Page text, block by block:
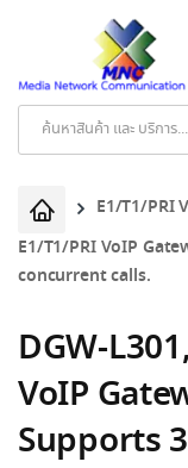
E1/T1/PRI
E1/T1/PRI VoIP
concurrent calls.
DGW-
VoIP
Supports